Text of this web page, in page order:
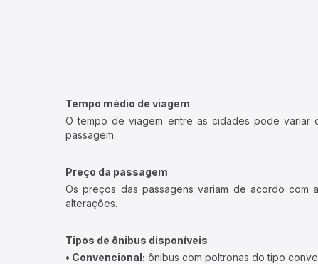
Tempo médio de viagem
O tempo de viagem entre as cidades pode variar
passagem.
Preço da passagem
Os preços das passagens variam de acordo
alterações.
Tipos de ônibus disponíveis
• Convencional: ônibus com poltronas do tipo